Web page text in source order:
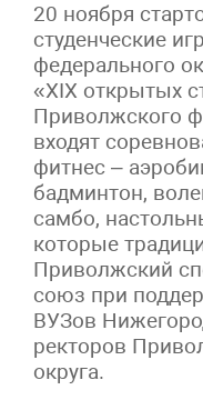
20 ноября
студенческие
федерального
«XIX открытых
Приволжского
входят
фитнес –
бадминтон,
самбо,
которые
Приволжский
союз при
ВУЗов
ректоров
округа.